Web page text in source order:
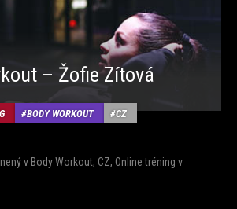
– Žofie Zítová
BODY WORKOUT CZ
vBody Workout, CZ, Online tréning v